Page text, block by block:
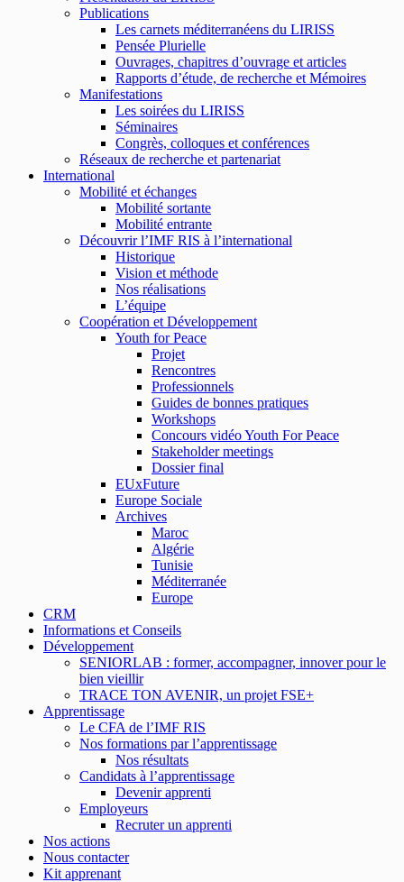
Publications
Les carnets méditerranéens du LIRISS
Pensée Plurielle
Ouvrages, chapitres d’ouvrage et articles
Rapports d’étude, de recherche et Mémoires
Manifestations
Les soirées du LIRISS
Séminaires
Congrès, colloques et conférences
Réseaux de recherche et partenariat
International
Mobilité et échanges
Mobilité sortante
Mobilité entrante
Découvrir l’IMF RIS à l’international
Historique
Vision et méthode
Nos réalisations
L’équipe
Coopération et Développement
Youth for Peace
Projet
Rencontres
Professionnels
Guides de bonnes pratiques
Workshops
Concours vidéo Youth For Peace
Stakeholder meetings
Dossier final
EUxFuture
Europe Sociale
Archives
Maroc
Algérie
Tunisie
Méditerranée
Europe
CRM
Informations et Conseils
Développement
SENIORLAB : former, accompagner, innover pour le
bien vieillir
TRACE TON AVENIR, un projet FSE+
Apprentissage
Le CFA de l’IMF RIS
Nos formations par l’apprentissage
Nos résultats
Candidats à l’apprentissage
Devenir apprenti
Employeurs
Recruter un apprenti
Nos actions
Nous contacter
Kit apprenant